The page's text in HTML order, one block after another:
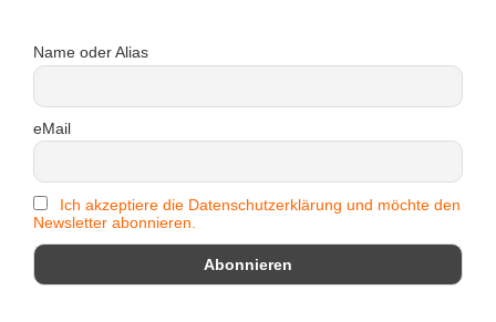
Name oder Alias
eMail
Ich akzeptiere die Datenschutzerklärung und möchte den
Newsletter abonnieren.